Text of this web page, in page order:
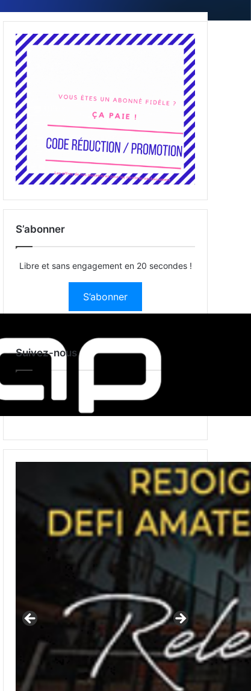
S’abonner
Libre et sans engagement en 20 secondes !
S’abonner
Suivez-nous